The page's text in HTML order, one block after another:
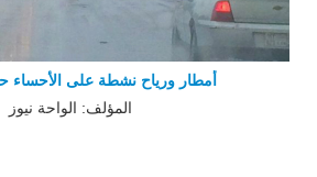
أمطار ورياح نشطة على الأحساء حتى 8
المؤلف: الواحة نيوز